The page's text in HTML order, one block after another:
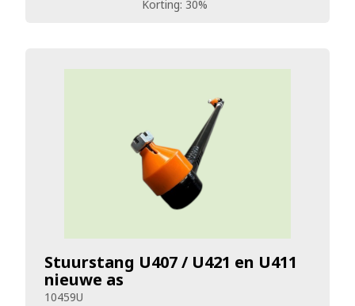
Korting: 30%
Stuurstang U407 / U421 en U411
nieuwe as
10459U